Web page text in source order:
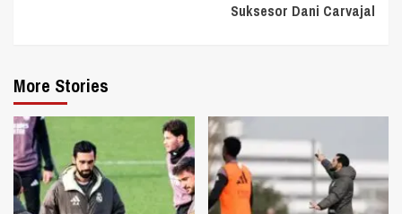
Suksesor Dani Carvajal
More Stories